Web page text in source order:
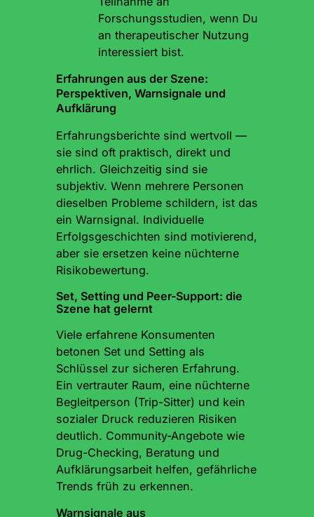
Forschungsstudien, wenn Du
an therapeutischer Nutzung
interessiert bist.
Erfahrungen aus der Szene:
Perspektiven, Warnsignale und
Aufklärung
Erfahrungsberichte sind wertvoll —
sie sind oft praktisch, direkt und
ehrlich. Gleichzeitig sind sie
subjektiv. Wenn mehrere Personen
dieselben Probleme schildern, ist das
ein Warnsignal. Individuelle
Erfolgsgeschichten sind motivierend,
aber sie ersetzen keine nüchterne
Risikobewertung.
Set, Setting und Peer-Support: die
Szene hat gelernt
Viele erfahrene Konsumenten
betonen Set und Setting als
Schlüssel zur sicheren Erfahrung.
Ein vertrauter Raum, eine nüchterne
Begleitperson (Trip-Sitter) und kein
sozialer Druck reduzieren Risiken
deutlich. Community-Angebote wie
Drug-Checking, Beratung und
Aufklärungsarbeit helfen, gefährliche
Trends früh zu erkennen.
Warnsignale aus